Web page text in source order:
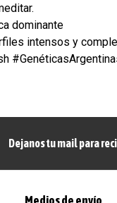
dominante
intensos y
Dejanos tu mail para
Medios de envío